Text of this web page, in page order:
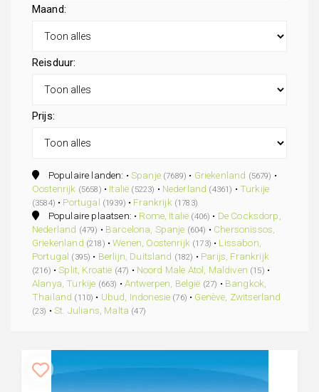
Maand:
Reisduur:
Prijs:
Populaire landen: •Spanje (7689) • Griekenland (5679) •
Oostenrijk (5658) • Italië (5223) • Nederland (4361) • Turkije
(3584) • Portugal (1939) • Frankrijk (1783)
Populaire plaatsen: • Rome, Italië (406) • De Cocksdorp,
Nederland (479) • Barcelona, Spanje (604) • Chersonissos,
Griekenland (218) •Wenen, Oostenrijk (173) • Lissabon,
Portugal (395) • Berlijn, Duitsland (182) • Parijs, Frankrijk
(216) •Split, Kroatië (47) • Noord Male Atol, Maldiven (15) •
Alanya, Turkije (663) • Antwerpen, België (27) • Bangkok,
Thailand (110) • Ubud, Indonesie (76) • Genève, Zwitserland
(23) •St. Julians, Malta (47)